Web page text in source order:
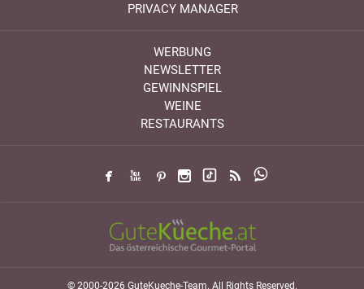
PRIVACY MANAGER
WERBUNG
NEWSLETTER
GEWINNSPIEL
WEINE
RESTAURANTS
© 2000-2026 GuteKueche-Team. All Rights Reserved.